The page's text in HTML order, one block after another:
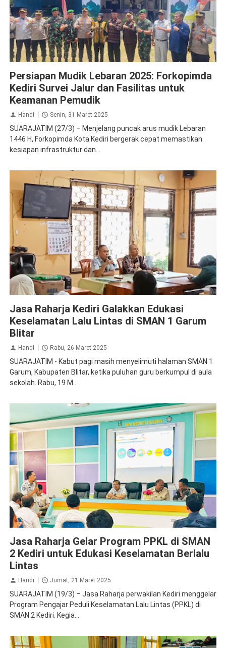
Persiapan Mudik Lebaran 2025: Forkopimda
Kediri Survei Jalur dan Fasilitas untuk
Keamanan Pemudik
Handi Senin, 31 Maret 2025
SUARAJATIM (27/3) – Menjelang puncak arus mudik Lebaran
1446 H, Forkopimda Kota Kediri bergerak cepat memastikan
kesiapan infrastruktur dan...
Jasa Raharja Kediri Galakkan Edukasi
Keselamatan Lalu Lintas di SMAN 1 Garum
Blitar
Handi Rabu, 26 Maret 2025
SUARAJATIM - Kabut pagi masih menyelimuti halaman SMAN 1
Garum, Kabupaten Blitar, ketika puluhan guru berkumpul di aula
sekolah. Rabu, 19 M...
Jasa Raharja Gelar Program PPKL di SMAN
2 Kediri untuk Edukasi Keselamatan Berlalu
Lintas
Handi Jumat, 21 Maret 2025
SUARAJATIM (19/3) – Jasa Raharja perwakilan Kediri menggelar
Program Pengajar Peduli Keselamatan Lalu Lintas (PPKL) di
SMAN 2 Kediri. Kegia...